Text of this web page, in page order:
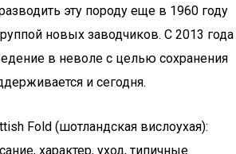
эту породу еще в 1960 году
новых заводчиков. С 2013 года
в неволе с целью сохранения
и сегодня.
Fold (шотландская вислоухая):
характер, уход, типичные